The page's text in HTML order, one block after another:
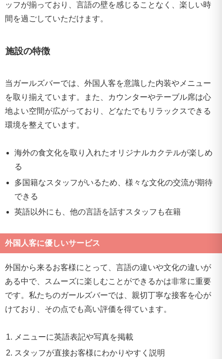
ッフが揃っており、言語の壁を感じることなく、楽しい時
間を過ごしていただけます。
施設の特徴
当ガールズバーでは、外国人客を意識した内装やメニュー
を取り揃えています。また、カウンターやテーブル席は心
地よい空間が広がっており、どなたでもリラックスできる
環境を整えています。
海外の食文化を取り入れたオリジナルカクテルが楽しめ
る
多国籍なスタッフがいるため、様々な文化の交流が期待
できる
英語以外にも、他の言語を話すスタッフも在籍
外国人客に優しいサービス
外国から来るお客様にとって、言語の違いや文化の違いが
ある中で、スムーズに楽しむことができるかは非常に重要
です。私たちのガールズバーでは、親切丁寧な接客を心が
けており、その点でも高い評価を得ています。
メニューに英語表記や写真を掲載
スタッフが直接お客様にわかりやすく説明